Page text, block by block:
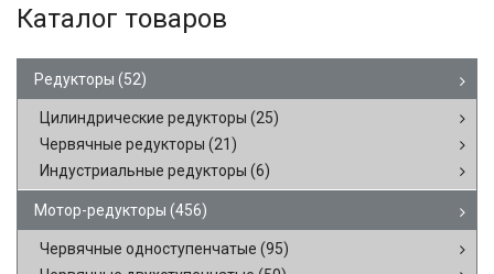
Каталог товаров
Редукторы (52)
Цилиндрические редукторы (25)
Червячные редукторы (21)
Индустриальные редукторы (6)
Мотор-редукторы (456)
Червячные одноступенчатые (95)